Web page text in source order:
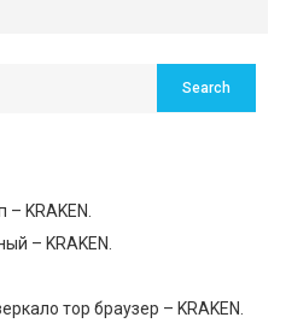
KRAKEN.
– KRAKEN.
тор браузер – KRAKEN.